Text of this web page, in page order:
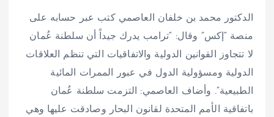
الدكتور محمد بن خلفان العاصمي كتب عبر حسابه على
منصة “إكس” وقال: “ترامب يدرك جيداً أن سلطنة عُمان
لا تتجاوز القوانين الدولية والاتفاقيات التي تنظم العلاقات
الدولية ومسؤولية الدول في عبور الممرات المائية
الطبيعية”. وأضاف العاصمي: التزمت سلطنة عُمان
باتفاقية الأمم المتحدة لقانون البحار وصادقت عليها وهي